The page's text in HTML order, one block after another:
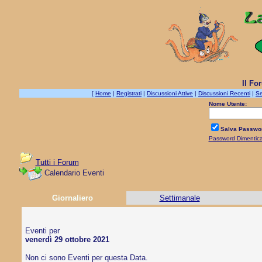
Il
[ Home | Registrati | Discussioni Attive | Discussioni Recenti |
Nome Utente:
Salva
Password
Tutti i Forum
Calendario Eventi
Giornaliero Settimanale
Eventi per
venerdì 29 ottobre 2021
Non ci sono Eventi per questa Data.